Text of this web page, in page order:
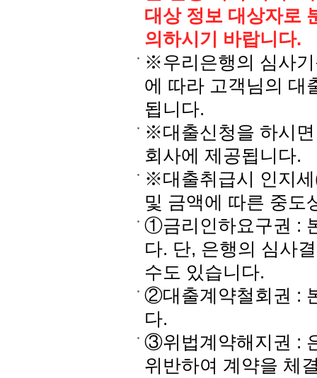
대상 정보 대상자로
의하시기 바랍니다.
※우리은행의 심사
에 따라 고객님의 대
됩니다.
※대출신청을 하시
회사에 제공됩니다.
※대출취급시 인지
및 금액에 따른 중도
①금리인하요구권 :
다. 단, 은행의 심사
수도 있습니다.
②대출계약철회권 :
다.
③위법계약해지권 :
위반하여 계약을 체